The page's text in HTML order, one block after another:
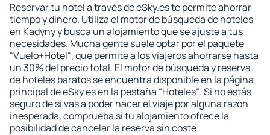
Reservar tu hotel a través de eSky.es te permite ahorrar
tiempo y dinero. Utiliza el motor de búsqueda de hoteles
en Kadyny y busca un alojamiento que se ajuste a tus
necesidades. Mucha gente suele optar por el paquete
“Vuelo+Hotel“, que permite a los viajeros ahorrarse hasta
un 30% del precio total. El motor de búsqueda y reserva
de hoteles baratos se encuentra disponible en la página
principal de eSky.es en la pestaña “Hoteles“. Si no estás
seguro de si vas a poder hacer el viaje por alguna razón
inesperada, comprueba si tu alojamiento ofrece la
posibilidad de cancelar la reserva sin coste.